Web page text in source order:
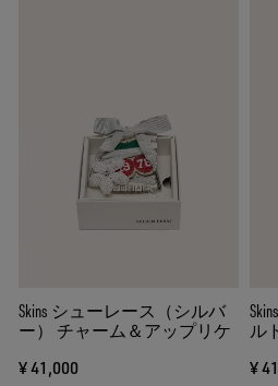
Skins シューレース（シルバ
ー） チャーム＆アップリケ
¥ 41,000
ル
¥